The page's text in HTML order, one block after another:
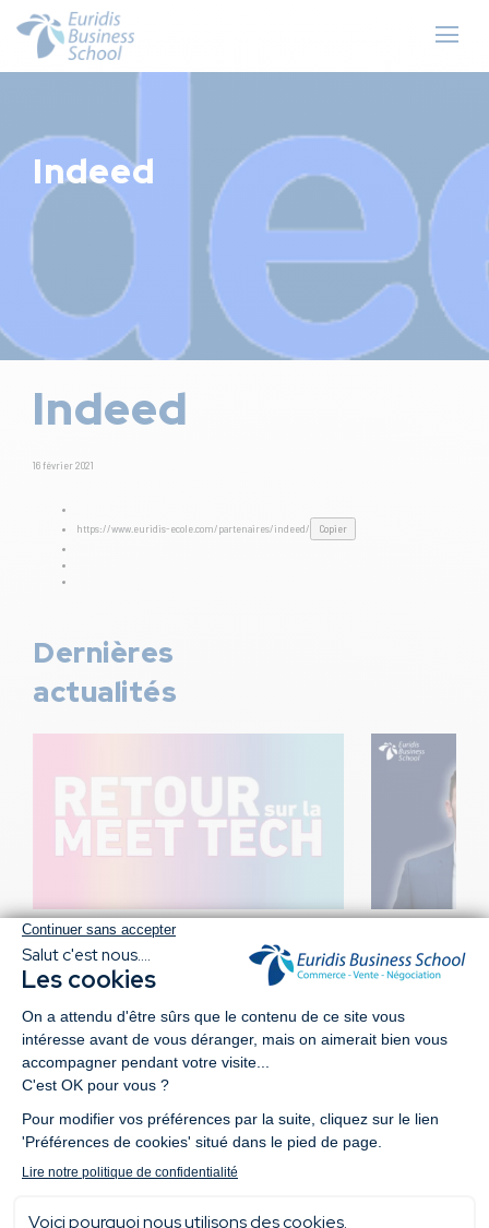
Indeed
Indeed
16 février 2021
https://www.euridis-ecole.com/partenaires/indeed/
Dernières
actualités
13 Avr 2026
Meet Tech 2026 : Un
événement national au
cœur de l’écosystème
tech !
Cap sur